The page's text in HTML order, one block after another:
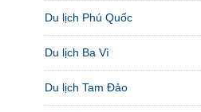
Du lịch Phú Quốc
Du lịch Ba Vì
Du lịch Tam Đảo